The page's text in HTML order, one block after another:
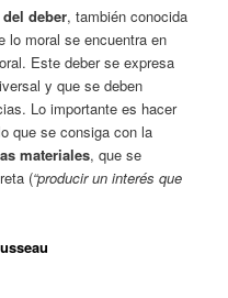
deber, también conocida
lo moral se encuentra en
Este deber se expresa
y que se deben
Lo importante es hacer
que se consiga con la
materiales, que se
(“producir un interés que